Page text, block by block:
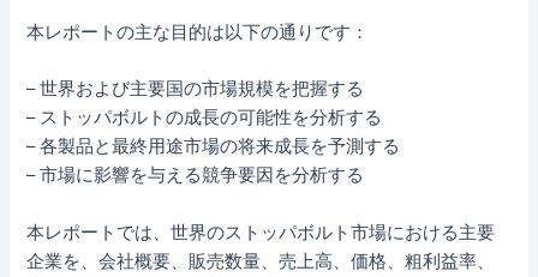
本レポートの主な目的は以下の通りです：
– 世界および主要国の市場規模を把握する
– ストッパボルトの成長の可能性を分析する
– 各製品と最終用途市場の将来成長を予測する
– 市場に影響を与える競争要因を分析する
本レポートでは、世界のストッパボルト市場における主要
企業を、会社概要、販売数量、売上高、価格、粗利益率、